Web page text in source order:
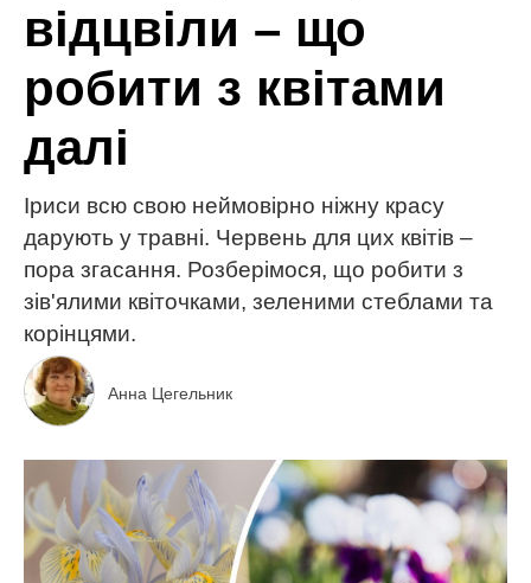
відцвіли – що
робити з квітами
далі
Іриси всю свою неймовірно ніжну красу
дарують у травні. Червень для цих квітів –
пора згасання. Розберімося, що робити з
зів'ялими квіточками, зеленими стеблами та
корінцями.
Анна Цегельник